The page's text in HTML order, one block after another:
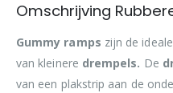
Omschrijving
Gummy ramps zijn de
van kleinere drempels. De
van een plakstrip aan de